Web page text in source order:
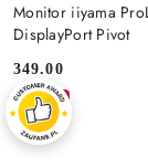
Monitor iiyama
DisplayPort Pivot
Price:
349.00
-5%